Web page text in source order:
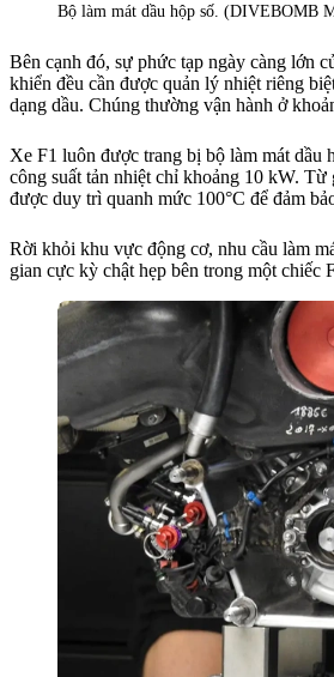
Bộ làm mát dầu hộp số. (DIVEBOMB
Bên cạnh đó, sự phức tạp ngày càng lớn
khiển đều cần được quản lý nhiệt riêng
dạng dầu. Chúng thường vận hành ở
Xe F1 luôn được trang bị bộ làm mát dầu
công suất tản nhiệt chỉ khoảng 10 kW.
được duy trì quanh mức 100°C để đảm
Rời khỏi khu vực động cơ, nhu cầu làm
gian cực kỳ chật hẹp bên trong một